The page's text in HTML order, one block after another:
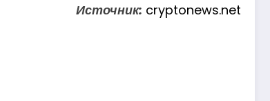
Источник: cryptonews.net